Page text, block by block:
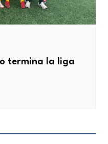
termina la liga